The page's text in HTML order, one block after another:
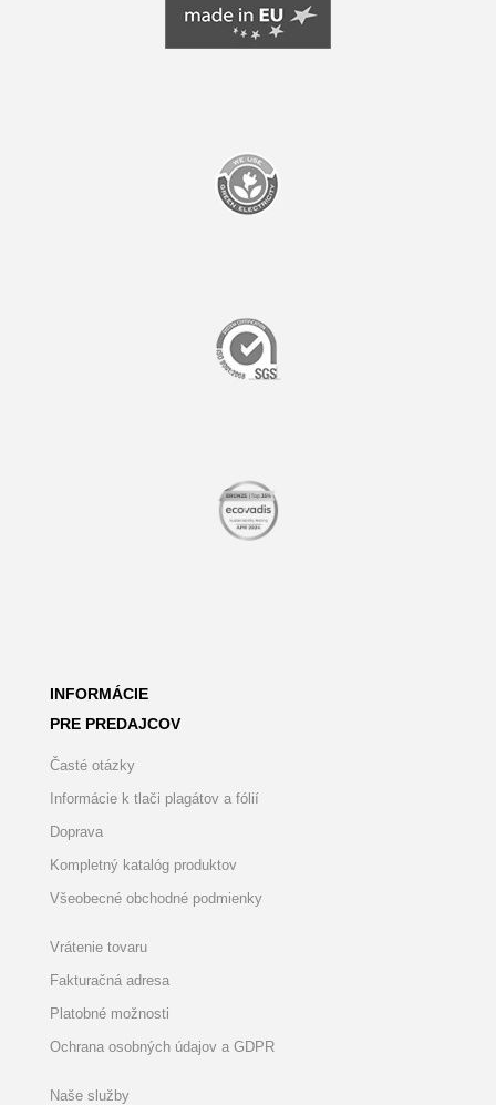
INFORMÁCIE
PRE PREDAJCOV
Časté otázky
Informácie k tlači plagátov a fólií
Doprava
Kompletný katalóg produktov
Všeobecné obchodné podmienky
Vrátenie tovaru
Fakturačná adresa
Platobné možnosti
Ochrana osobných údajov a GDPR
Naše služby